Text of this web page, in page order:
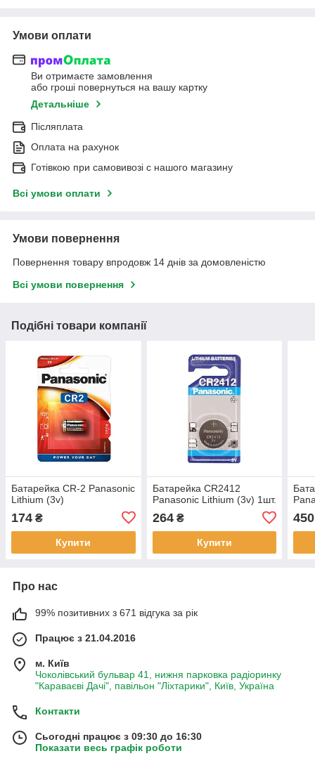
Умови оплати
Ви отримаєте замовлення
або гроші повернуться на вашу картку
Детальніше
Післяплата
Оплата на рахунок
Готівкою при самовивозі c нашого магазину
Всі умови оплати
Умови повернення
Повернення товару впродовж 14 днів за домовленістю
Всі умови повернення
Подібні товари компанії
Батарейка CR-2 Panasonic
Lithium (3v)
174 ₴
Купити
Батарейка CR2412
Panasonic Lithium (3v) 1шт.
264₴
Купити
450
Про нас
99% позитивних з 671 відгука за рік
Працює з 21.04.2016
м. Київ
Чоколівський бульвар 41, нижня парковка радіоринку
"Караваєві Дачі", павільон "Ліхтарики", Київ, Україна
Контакти
Сьогодні працює з 09:30 до 16:30
Показати весь графік роботи